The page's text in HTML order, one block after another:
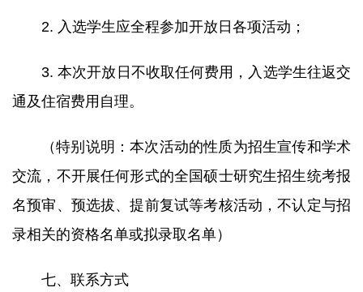
2. 入选学生应全程参加开放日各项活动；
3. 本次开放日不收取任何费用，入选学生往返交
通及住宿费用自理。
（特别说明：本次活动的性质为招生宣传和学术
交流，不开展任何形式的全国硕士研究生招生统考报
名预审、预选拔、提前复试等考核活动，不认定与招
录相关的资格名单或拟录取名单）
七、联系方式